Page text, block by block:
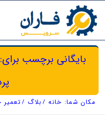
بایگانی برچسب برای:
مکان شما: خانه /بلاگ /تعمیر